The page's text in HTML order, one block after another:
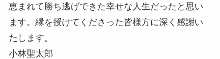
恵まれて勝ち逃げできた幸せな人生だったと思い
ます。縁を授けてくださった皆様方に深く感謝い
たします。
小林聖太郎